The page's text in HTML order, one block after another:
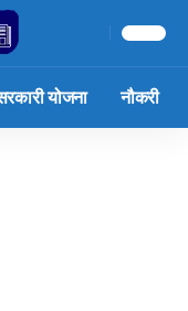
योजना नौकरी